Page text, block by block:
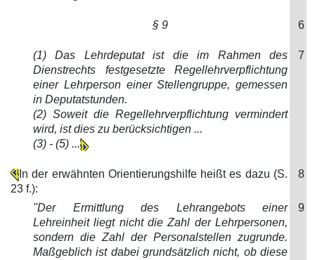
§ 9 6
(1) Das Lehrdeputat ist die im Rahmen des
Dienstrechts festgesetzte Regellehrverpflichtung
einer Lehrperson einer Stellengruppe, gemessen
in Deputatstunden.
(2) Soweit die Regellehrverpflichtung vermindert
wird, ist dies zu berücksichtigen ...
(3) - (5) ...
7
In der erwähnten Orientierungshilfe heißt es dazu (S.
23 f.):
8
"Der Ermittlung des Lehrangebots einer
Lehreinheit liegt nicht die Zahl der Lehrpersonen,
sondern die Zahl der Personalstellen zugrunde.
Maßgeblich ist dabei grundsätzlich nicht, ob diese
9